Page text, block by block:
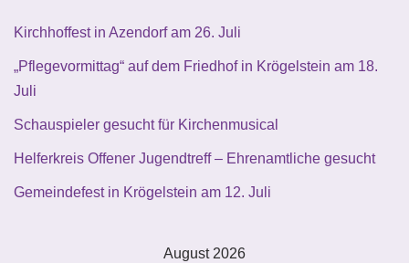
Kirchhoffest in Azendorf am 26. Juli
„Pflegevormittag“ auf dem Friedhof in Krögelstein am 18.
Juli
Schauspieler gesucht für Kirchenmusical
Helferkreis Offener Jugendtreff – Ehrenamtliche gesucht
Gemeindefest in Krögelstein am 12. Juli
August 2026